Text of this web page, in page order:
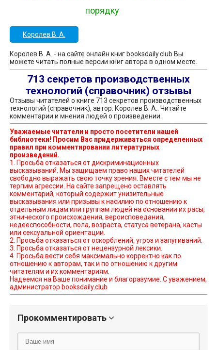
порядку
Королев В. А.
Королев В. А. - на сайте онлайн книг booksdaily.club Вы
можете читать полные версии книг автора в одном месте.
713 секретов производственных
технологий (справочник) отзывы
Отзывы читателей о книге 713 секретов производственных
технологий (справочник), автор: Королев В. А.. Читайте
комментарии и мнения людей о произведении.
Уважаемые читатели и просто посетители нашей
библиотеки! Просим Вас придерживаться определенных
правил при комментировании литературных
произведений.
1. Просьба отказаться от дискриминационных
высказываний. Мы защищаем право наших читателей
свободно выражать свою точку зрения. Вместе с тем мы не
терпим агрессии. На сайте запрещено оставлять
комментарий, который содержит унизительные
высказывания или призывы к насилию по отношению к
отдельным лицам или группам людей на основании их расы,
этнического происхождения, вероисповедания,
недееспособности, пола, возраста, статуса ветерана, касты
или сексуальной ориентации.
2. Просьба отказаться от оскорблений, угроз и запугиваний.
3. Просьба отказаться от нецензурной лексики.
4. Просьба вести себя максимально корректно как по
отношению к авторам, так и по отношению к другим
читателям и их комментариям.
Надеемся на Ваше понимание и благоразумие. С уважением,
администратор booksdaily.club
Прокомментировать